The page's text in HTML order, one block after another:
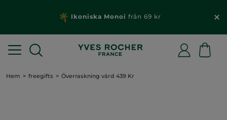
Ikoniska Monoi från 69 kr
Hem freegifts Överraskning värd 439 Kr